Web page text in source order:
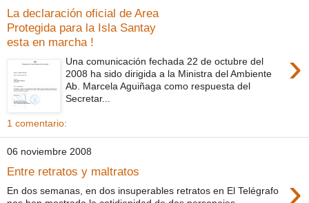
La declaración oficial de Area
Protegida para la Isla Santay
esta en marcha !
›
Una comunicación fechada 22 de octubre del
2008 ha sido dirigida a la Ministra del Ambiente
Ab. Marcela Aguiñaga como respuesta del
Secretar...
1 comentario:
06 noviembre 2008
Entre retratos y maltratos ›
En dos semanas, en dos insuperables retratos en El Telégrafo